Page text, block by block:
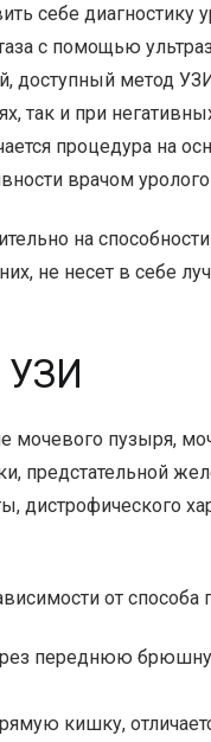
себе диагностику
с помощью
метод
так и при
процедура на
врачом
на
не несет в себе
УЗИ
мочевого пузыря,
предстательной
дистрофического
от
переднюю
кишку,